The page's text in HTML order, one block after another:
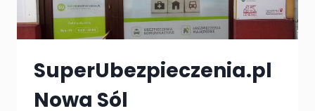
SuperUbezpieczenia.pl
Nowa Sól